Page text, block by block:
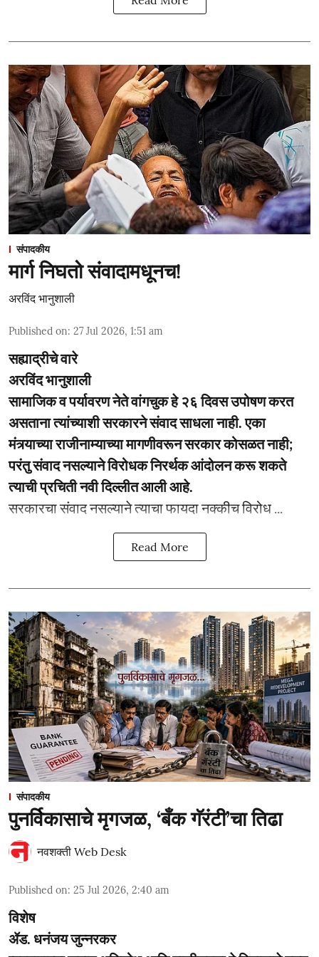
संपादकीय
मार्ग निघतो संवादामधूनच!
अरविंद भानुशाली
Published on: 27 Jul 2026, 1:51 am
सह्याद्रीचे वारे
अरविंद भानुशाली
सामाजिक व पर्यावरण नेते वांगचुक हे २६ दिवस उपोषण करत
असताना त्यांच्याशी सरकारने संवाद साधला नाही. एका
मंत्र्याच्या राजीनाम्याच्या मागणीवरून सरकार कोसळत नाही;
परंतु संवाद नसल्याने विरोधक निरर्थक आंदोलन करू शकते
त्याची प्रचिती नवी दिल्लीत आली आहे.
सरकारचा संवाद नसल्याने त्याचा फायदा नक्कीच विरोध ...
Read More
संपादकीय
पुनर्विकासाचे मृगजळ, ‘बँक गॅरंटी’चा तिढा
नवशक्ती Web Desk
Published on: 25 Jul 2026, 2:40 am
विशेष
ॲड. धनंजय जुन्नरकर